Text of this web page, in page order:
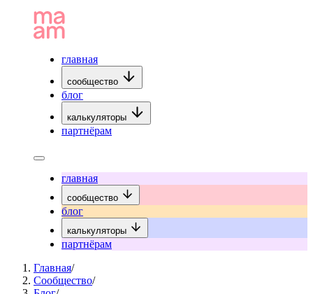
главная
сообщество
блог
калькуляторы
партнёрам
главная
сообщество
блог
калькуляторы
партнёрам
Главная/
Сообщество/